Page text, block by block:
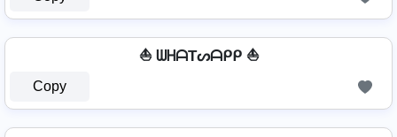
⛵ ᗯᕼᗩTᔕᗩᑭᑭ ⛵
Copy